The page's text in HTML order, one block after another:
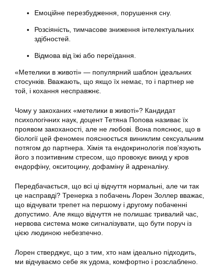
Емоційне перезбудження, порушення сну.
Розсіяність, тимчасове зниження інтелектуальних
здібностей.
Відмова від їжі або переїдання.
«Метелики в животі» — популярний шаблон ідеальних
стосунків. Вважають, що якщо їх немає, то і партнер не
той, і кохання несправжнє.
Чому у закоханих «метелики в животі»? Кандидат
психологічних наук, доцент Тетяна Попова називає їх
проявом закоханості, але не любові. Вона пояснює, що в
біології цей феномен пояснюється виниклим сексуальним
потягом до партнера. Хімія та ендокринологія пов’язують
його з позитивним стресом, що провокує викид у кров
ендорфіну, окситоцину, дофаміну й адреналіну.
Передбачається, що всі ці відчуття нормальні, але чи так
це насправді? Тренерка з побачень Лорен Золлер вважає,
що відчувати трепет на першому і другому побаченні
допустимо. Але якщо відчуття не полишає тривалий час,
нервова система може сигналізувати, що бути поруч із
цією людиною небезпечно.
Лорен стверджує, що з тим, хто нам ідеально підходить,
ми відчуваємо себе як удома, комфортно і розслаблено.